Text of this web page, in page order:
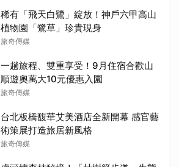
稀有「飛天白鷺」綻放！神戶六甲高山
植物園「鷺草」珍貴現身
旅奇傳媒
一趟旅程、雙重享受！9月住宿合歡山
順遊奧萬大10元優惠入園
旅奇傳媒
台北板橋馥華艾美酒店全新開幕 感官藝
術策展打造旅居新風格
旅奇傳媒